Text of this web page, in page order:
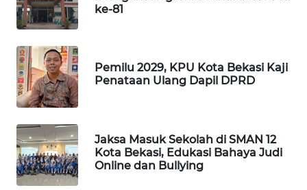
ke-81
Pemilu 2029, KPU Kota Bekasi Kaji
Penataan Ulang Dapil DPRD
Jaksa Masuk Sekolah di SMAN 12
Kota Bekasi, Edukasi Bahaya Judi
Online dan Bullying
NEWS
KARING
NEWS
JURNAL
MARITIM
HUMBANG
NEWS